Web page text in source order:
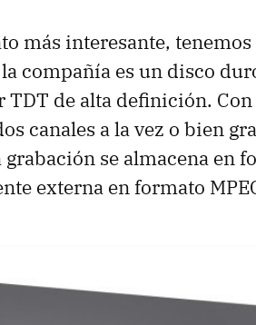
más interesante, tenemos
compañía es un disco
TDT de alta definición. Con
canales a la vez o bien
se almacena en
externa en formato